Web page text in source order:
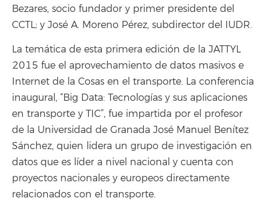
Bezares, socio fundador y primer presidente del
CCTL; y José A. Moreno Pérez, subdirector del IUDR.
La temática de esta primera edición de la JATTYL
2015 fue el aprovechamiento de datos masivos e
Internet de la Cosas en el transporte. La conferencia
inaugural, “Big Data: Tecnologías y sus aplicaciones
en transporte y TIC”, fue impartida por el profesor
de la Universidad de Granada José Manuel Benítez
Sánchez, quien lidera un grupo de investigación en
datos que es líder a nivel nacional y cuenta con
proyectos nacionales y europeos directamente
relacionados con el transporte.